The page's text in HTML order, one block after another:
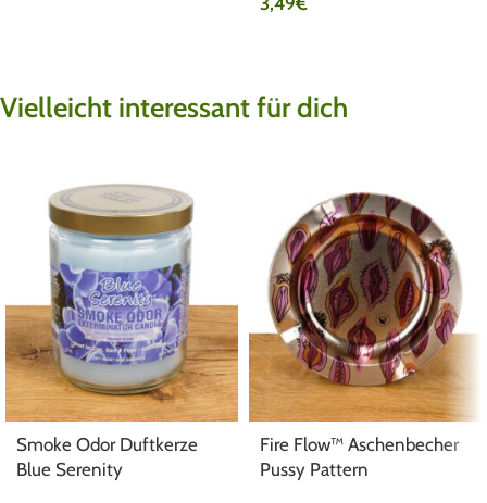
Vielleicht interessant für dich
Smoke Odor Duftkerze
Blue Serenity
Fire Flow™ Aschenbecher
Pussy Pattern